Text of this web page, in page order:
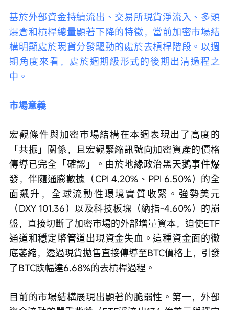
基於外部資金持續流出、交易所現貨淨流入、多頭
爆倉和槓桿總量顯著下降的特徵，當前加密市場結
構明顯處於現貨分發驅動的處於去槓桿階段。以週
期角度來看，處於週期級形式的後期出清過程之
中。
市場意義
宏觀條件與加密市場結構在本週表現出了高度的
「共振」關係，且宏觀緊縮訊號向加密資產的價格
傳導已完全「確認」。由於地緣政治黑天鵝事件爆
發，伴隨通膨數據（CPI 4.20%、PPI 6.50%）的全
面飆升，全球流動性環境實質收緊。強勢美元
（DXY 101.36）以及科技板塊（納指-4.60%）的崩
盤，直接切斷了加密市場的外部增量資本，迫使ETF
通道和穩定幣管道出現資金失血。這種資金面的徹
底萎縮，透過現貨拋售直接傳導至BTC價格上，引發
了BTC跌幅達6.68%的去槓桿過程。
目前的市場結構展現出顯著的脆弱性。第一，外部